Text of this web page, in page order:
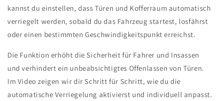
kannst du einstellen, dass Türen und Kofferraum automatisch
verriegelt werden, sobald du das Fahrzeug startest, losfährst
oder einen bestimmten Geschwindigkeitspunkt erreichst.
Die Funktion erhöht die Sicherheit für Fahrer und Insassen
und verhindert ein unbeabsichtigtes Offenlassen von Türen.
Im Video zeigen wir dir Schritt für Schritt, wie du die
automatische Verriegelung aktivierst und individuell anpasst.